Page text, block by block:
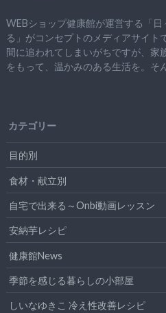
WEBショップ健康館が運営する「
る」がコンセプトのメディアサイト
間に追われてしまいがちですが、 家
をもって、 温かみのある生活を。そ
カテゴリー
目的別
食材・献立別
自宅で出来る～Onbi動画レッスン
安納芋レシピ
健康館News
季節を感じる暮らしの小部屋
しいなゆきこ 冷え性改善レシピ